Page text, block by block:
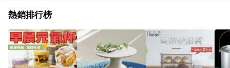
熱銷排行榜